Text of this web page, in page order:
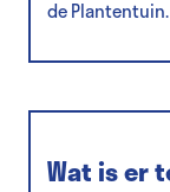
de Plantentuin.
Wat is er